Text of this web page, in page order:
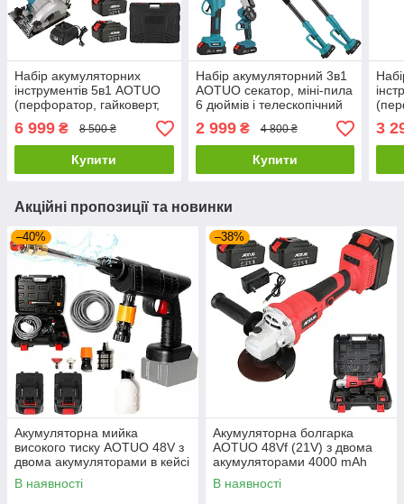
Набір акумуляторних
інструментів 5в1 AOTUO
(перфоратор, гайковерт,
болгарка, шуруповерт,
циркулярна пила) 48Vf
(21V) 4000 mAh
6 999 ₴ 8 500 ₴
Купити
Набір акумуляторний 3в1
AOTUO секатор, міні-пила
6 дюймів і телескопічний
подовжувач 2 метри
(висоторізи)
2 999₴ 4 800 ₴
Купити
mAh
3
Акційні пропозиції та новинки
–40%
Акумуляторна мийка
високого тиску AOTUO 48V з
двома акумуляторами в кейсі
1000 W 4000 mAh
В наявності
–38%
Акумуляторна болгарка
AOTUO 48Vf (21V) з двома
акумуляторами 4000 mAh
В наявності